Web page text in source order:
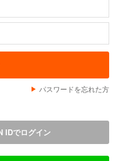
パスワードを忘れた方
IDでログイン